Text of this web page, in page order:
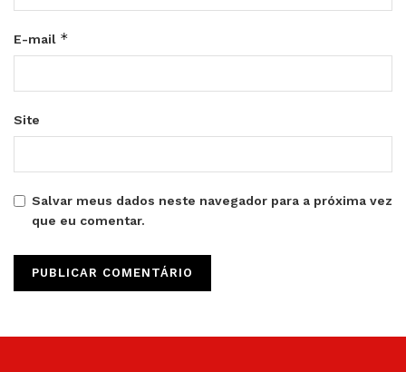
E-mail *
Site
Salvar meus dados neste navegador para a próxima vez
que eu comentar.